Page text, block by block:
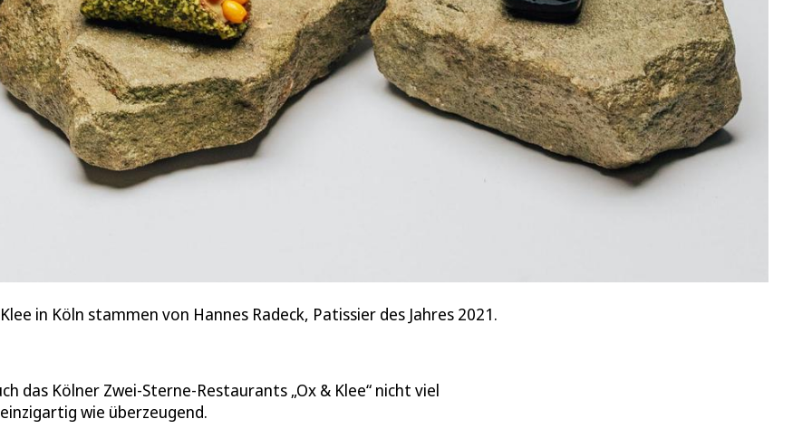
in Köln stammen von Hannes Radeck, Patissier des Jahres 2021.
das Kölner Zwei-Sterne-Restaurants „Ox & Klee“ nicht viel
wie überzeugend.